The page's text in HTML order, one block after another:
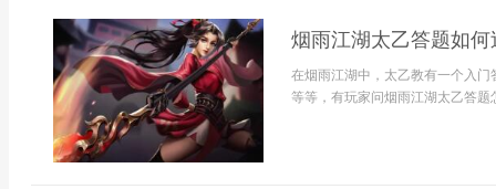
烟雨江湖太乙答题如
在烟雨江湖中，太乙教有一个入
等等，有玩家问烟雨江湖太乙答